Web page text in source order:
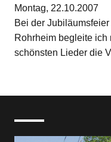
Montag, 22.10.2007
Bei der
Rohrheim begleite
schönsten Lieder die